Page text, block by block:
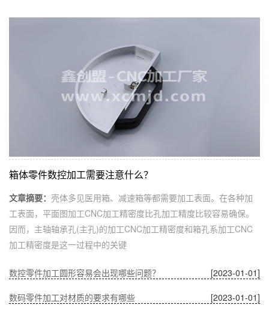
箱体零件数控加工需要注意什么？
文章摘要： 壳体多见医用箱、减速箱等都需要加工表面。在各种加
工表面，平面图加工CNC加工精密度比孔加工精度比较容易确保。
因而，主轴轴承孔(主孔)的加工CNC加工精密度和箱孔系加工CNC
加工精密度是这一过程中的关键
[2023-01-01]
数控零件加工圆形容易会出现哪些问题？
[2023-01-01]
数码零件加工对材质的要求有哪些